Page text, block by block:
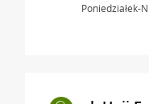
Poniedziałek-